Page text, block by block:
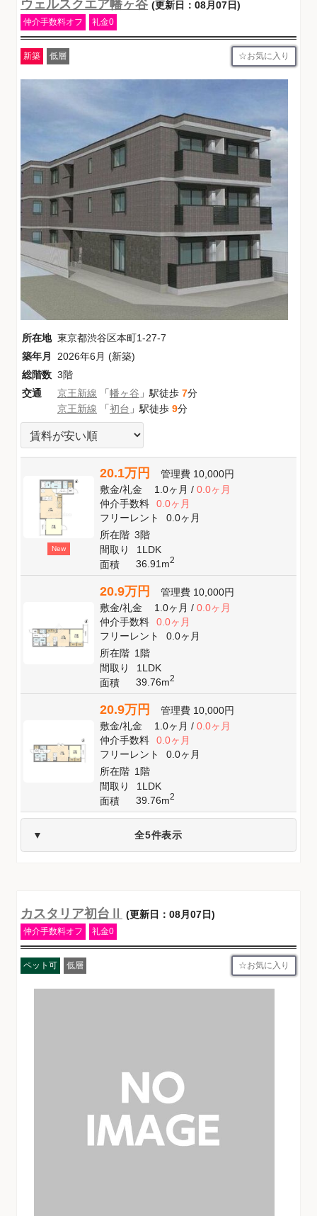
ウェルスクエア幡ヶ谷 (更新日：08月07日)
仲介手数料オフ 礼金0
新築 低層 お気に入り
所在地 東京都渋谷区本町1-27-7
築年月
2026年6月 (新築)
総階数 3階
交通
京王新線 「幡ヶ谷 」駅徒歩 7分
京王新線 「初台 」駅徒歩 9分
New
20.1万円 管理費 10,000円
敷金/礼金 1.0ヶ月/ 0.0ヶ月
仲介手数料
0.0ヶ月
フリーレント
0.0ヶ月
所在階 3階
間取り
1LDK
面積
36.91m2
20.9万円 管理費 10,000円
敷金/礼金 1.0ヶ月/ 0.0ヶ月
仲介手数料
0.0ヶ月
フリーレント
0.0ヶ月
所在階 1階
間取り
1LDK
面積
39.76m2
20.9万円 管理費 10,000円
敷金/礼金 1.0ヶ月/ 0.0ヶ月
仲介手数料
0.0ヶ月
フリーレント
0.0ヶ月
所在階 1階
間取り
1LDK
面積
39.76m2
全5件表示
カスタリア初台Ⅱ (更新日：08月07日)
仲介手数料オフ 礼金0
ペット可 低層 お気に入り